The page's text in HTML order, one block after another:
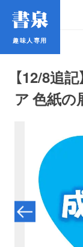
趣味人専用
【12/8追
ア 色紙の
趣味人専用
アイドル
コミック